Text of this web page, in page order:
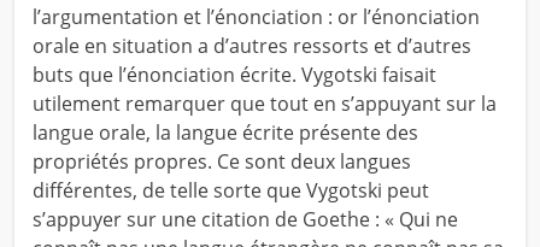
l’argumentation et l’énonciation : or l’énonciation
orale en situation a d’autres ressorts et d’autres
buts que l’énonciation écrite. Vygotski faisait
utilement remarquer que tout en s’appuyant sur la
langue orale, la langue écrite présente des
propriétés propres. Ce sont deux langues
différentes, de telle sorte que Vygotski peut
s’appuyer sur une citation de Goethe : « Qui ne